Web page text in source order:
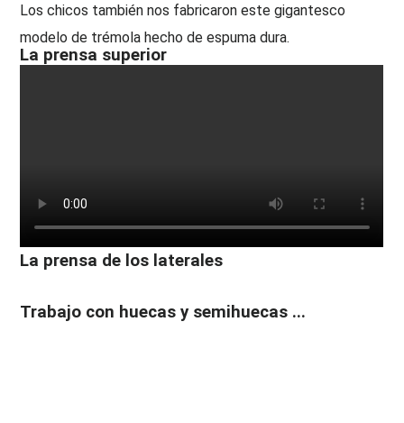
Los chicos también nos fabricaron este gigantesco
modelo de trémola hecho de espuma dura.
La prensa superior
La prensa de los laterales
Trabajo con huecas y semihuecas ...